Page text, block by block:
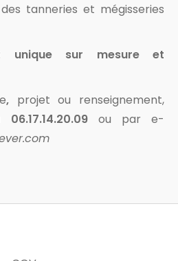
tanneries et mégisseries
unique sur mesure et
, projet ou renseignement,
06.17.14.20.09 ou par e-